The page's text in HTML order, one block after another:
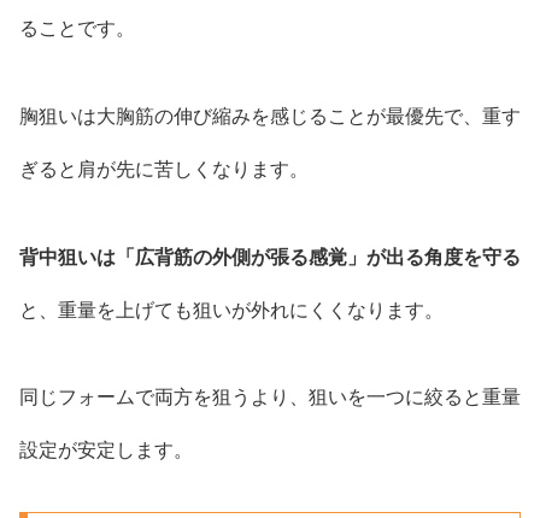
ることです。
胸狙いは大胸筋の伸び縮みを感じることが最優先で、重す
ぎると肩が先に苦しくなります。
背中狙いは「広背筋の外側が張る感覚」が出る角度を守る
と、重量を上げても狙いが外れにくくなります。
同じフォームで両方を狙うより、狙いを一つに絞ると重量
設定が安定します。